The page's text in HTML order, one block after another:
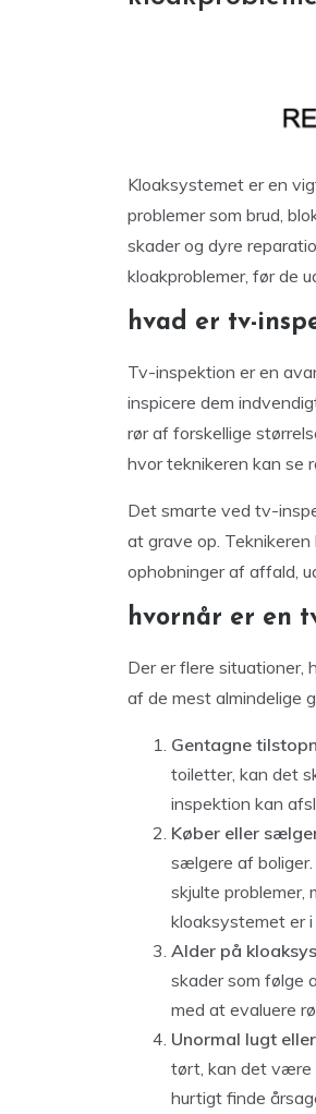
Kloaksystemet er en
problemer som brud,
skader og dyre
kloakproblemer, før de
hvad er tv-
Tv-inspektion er en
inspicere dem
rør af forskellige
hvor teknikeren kan se
Det smarte ved tv-
at grave op.
ophobninger af affald,
hvornår er en
Der er flere
af de mest almindelige
Gentagne
toiletter, kan det
inspektion kan
Køber eller
sælgere af
skjulte problemer,
kloaksystemet er
Alder på
skader som følge
med at evaluere
Unormal lugt
tørt, kan det være
hurtigt finde